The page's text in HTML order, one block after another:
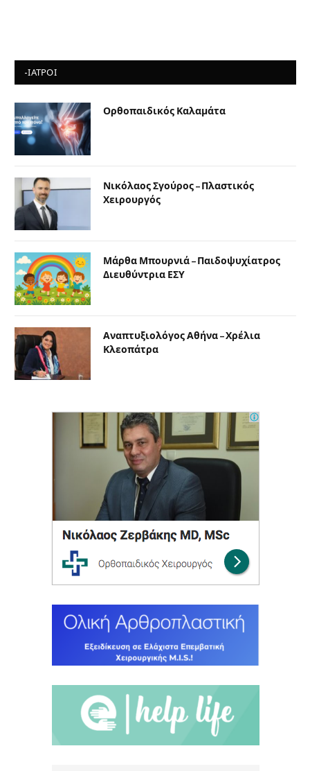
-ΙΑΤΡΟΙ
Ορθοπαιδικός Καλαμάτα
Νικόλαος Σγούρος – Πλαστικός
Χειρουργός
Μάρθα Μπουρνιά – Παιδοψυχίατρος
Διευθύντρια ΕΣΥ
Αναπτυξιολόγος Αθήνα – Χρέλια
Κλεοπάτρα